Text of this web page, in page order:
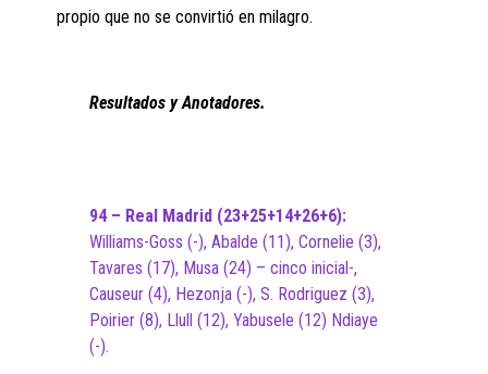
propio que no se convirtió en milagro.
Resultados y Anotadores.
94 – Real Madrid (23+25+14+26+6):
Williams-Goss (-), Abalde (11), Cornelie (3),
Tavares (17), Musa (24) – cinco inicial-,
Causeur (4), Hezonja (-), S. Rodriguez (3),
Poirier (8), Llull (12), Yabusele (12) Ndiaye
(-).